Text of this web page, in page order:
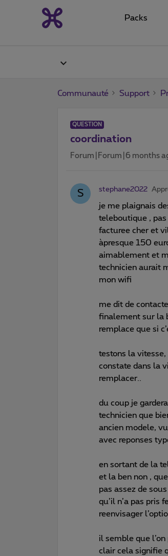
Packs
Communauté Support
QUESTION
coordination
Forum|Forum|6 months
S stephane2022
je me plaignais
teleboutique , pas
facturee cher et
àpresque 150
aimablement et
technicien aurait
mon wifi
me dit de
finalement sur la
remplace que si
testons la
constate dans la
remplacer..
du coup je
technicien que
ancien modele,
avec reponses
en sortant de la
et la ben non ,
pas assez de
qu’il n’a pas pris
reenvisager
il semble que
clair cela signifie